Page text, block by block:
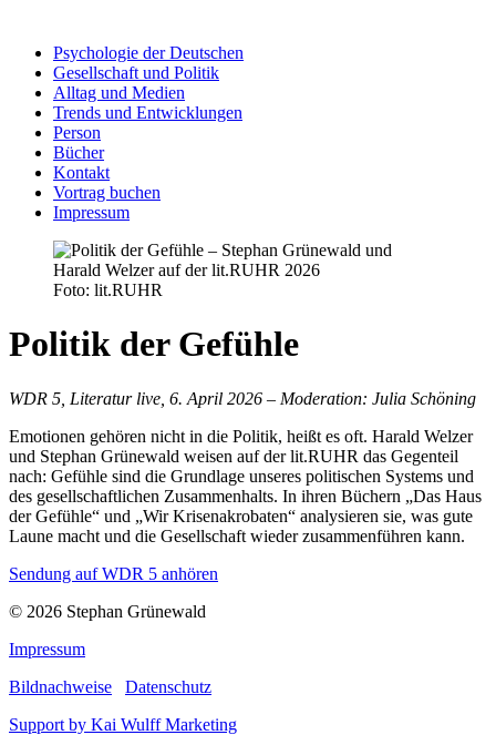
Psychologie der Deutschen
Gesellschaft und Politik
Alltag und Medien
Trends und Entwicklungen
Person
Bücher
Kontakt
Vortrag buchen
Impressum
Foto: lit.RUHR
Politik der Gefühle
WDR 5, Literatur live, 6. April 2026 – Moderation: Julia Schöning
Emotionen gehören nicht in die Politik, heißt es oft. Harald Welzer
und Stephan Grünewald weisen auf der lit.RUHR das Gegenteil
nach: Gefühle sind die Grundlage unseres politischen Systems und
des gesellschaftlichen Zusammenhalts. In ihren Büchern „Das Haus
der Gefühle“ und „Wir Krisenakrobaten“ analysieren sie, was gute
Laune macht und die Gesellschaft wieder zusammenführen kann.
Sendung auf WDR 5 anhören
© 2026 Stephan Grünewald
Impressum
Bildnachweise
Datenschutz
Support by Kai Wulff Marketing